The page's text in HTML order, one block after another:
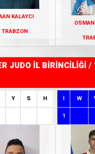
KALAYCI
TRABZON
JUDO İL BİRİNCİLİĞİ /
Y S H I W
1